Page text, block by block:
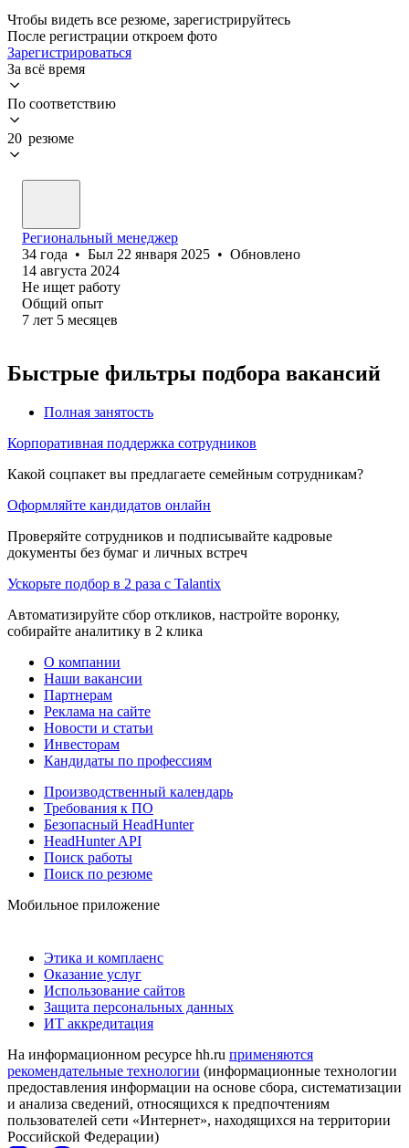
Чтобы видеть все резюме, зарегистрируйтесь
После регистрации откроем фото
Зарегистрироваться
За всё время
По соответствию
20 резюме
Региональный менеджер
34 года • Был 22 января 2025 • Обновлено
14 августа 2024
Не ищет работу
Общий опыт
7 лет 5 месяцев
Быстрые фильтры подбора вакансий
Полная занятость
Корпоративная поддержка сотрудников
Какой соцпакет вы предлагаете семейным сотрудникам?
Оформляйте кандидатов онлайн
Проверяйте сотрудников и подписывайте кадровые
документы без бумаг и личных встреч
Ускорьте подбор в 2 раза с Talantix
Автоматизируйте сбор откликов, настройте воронку,
собирайте аналитику в 2 клика
О компании
Наши вакансии
Партнерам
Реклама на сайте
Новости и статьи
Инвесторам
Кандидаты по профессиям
Производственный календарь
Требования к ПО
Безопасный HeadHunter
HeadHunter API
Поиск работы
Поиск по резюме
Мобильное приложение
Этика и комплаенс
Оказание услуг
Использование сайтов
Защита персональных данных
ИТ аккредитация
На информационном ресурсе hh.ru применяются
рекомендательные технологии (информационные технологии
предоставления информации на основе сбора, систематизации
и анализа сведений, относящихся к предпочтениям
пользователей сети «Интернет», находящихся на территории
Российской Федерации)